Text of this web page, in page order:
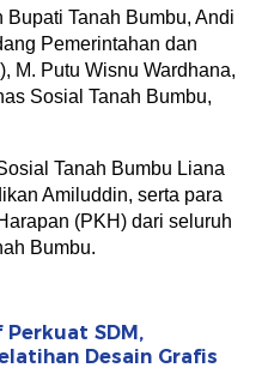
Tanah Bumbu, Andi
Pemerintahan dan
M. Putu Wisnu Wardhana,
Sosial Tanah Bumbu,
Tanah Bumbu Liana
Amiluddin, serta para
(PKH) dari seluruh
Bumbu.
SDM,
Desain Grafis